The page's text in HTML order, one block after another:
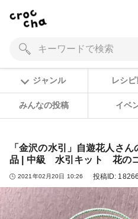
ジャンル レシ
みんなの投稿 イベ
「金沢の水引」自遊花人さ
品 | 中級 水引キット 花の
2021年02月20日 10:26 投稿ID: 18266